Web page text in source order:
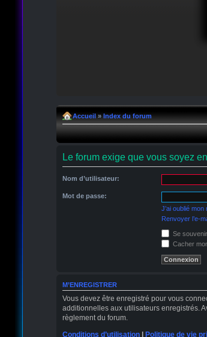
Accueil» Index du forum
Le forum exige que vous soyez
Nom d’utilisateur:
Mot de passe:
J’ai oublié
Renvoyer l’e-
Se
Cacher
M’ENREGISTRER
Vous devez être enregistré pour vous
additionnelles aux utilisateurs enregistrés.
règlement du forum.
Conditions d’utilisation| Politique de vie